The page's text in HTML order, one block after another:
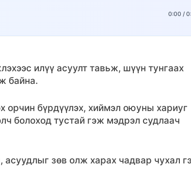
0:00 /
илүү асуулт тавьж, шүүн тунгаах
байна.
орчин бүрдүүлэх, хиймэл оюуны хариуг
болоход тустай гэж мэдрэл судлаач
зөв олж харах чадвар чухал